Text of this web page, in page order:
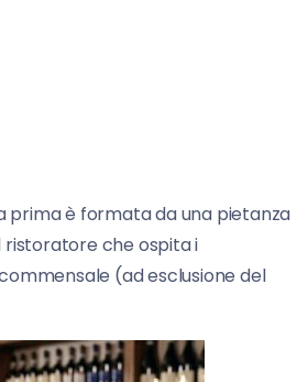
prima è formata da una pietanza
che ospita i
(ad esclusione del